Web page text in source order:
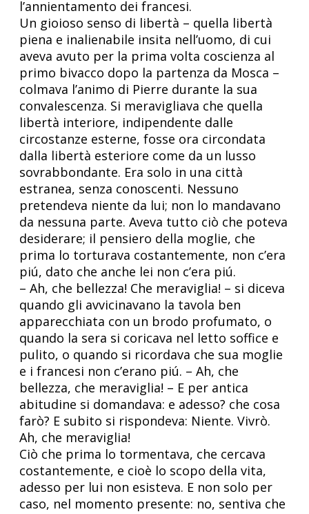
l’annientamento dei francesi.
Un gioioso senso di libertà – quella libertà
piena e inalienabile insita nell’uomo, di cui
aveva avuto per la prima volta coscienza al
primo bivacco dopo la partenza da Mosca –
colmava l’animo di Pierre durante la sua
convalescenza. Si meravigliava che quella
libertà interiore, indipendente dalle
circostanze esterne, fosse ora circondata
dalla libertà esteriore come da un lusso
sovrabbondante. Era solo in una città
estranea, senza conoscenti. Nessuno
pretendeva niente da lui; non lo mandavano
da nessuna parte. Aveva tutto ciò che poteva
desiderare; il pensiero della moglie, che
prima lo torturava costantemente, non c’era
piú, dato che anche lei non c’era piú.
– Ah, che bellezza! Che meraviglia! – si diceva
quando gli avvicinavano la tavola ben
apparecchiata con un brodo profumato, o
quando la sera si coricava nel letto soffice e
pulito, o quando si ricordava che sua moglie
e i francesi non c’erano piú. – Ah, che
bellezza, che meraviglia! – E per antica
abitudine si domandava: e adesso? che cosa
farò? E subito si rispondeva: Niente. Vivrò.
Ah, che meraviglia!
Ciò che prima lo tormentava, che cercava
costantemente, e cioè lo scopo della vita,
adesso per lui non esisteva. E non solo per
caso, nel momento presente: no, sentiva che